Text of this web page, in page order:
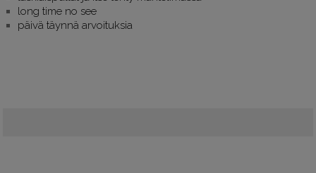
long time no see
päivä täynnä arvoituksia